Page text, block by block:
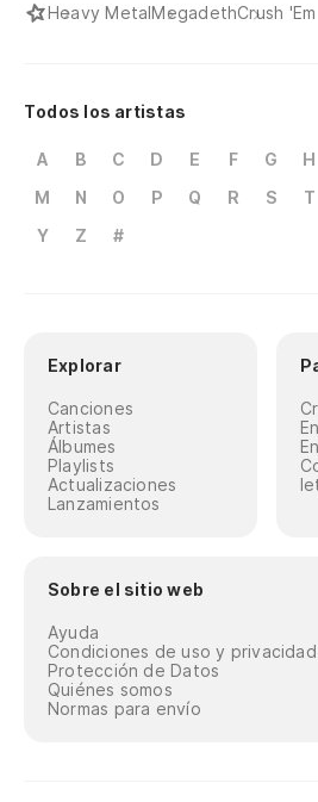
Heavy MetalMegadethCrush 'Em
Todos los artistas
A B C D E F G H
M
N O P Q R S T
Y
Z #
Explorar
Canciones
Artistas
Álbumes
Playlists
Actualizaciones
Lanzamientos
Sobre el sitio web
Ayuda
Condiciones de uso y privacidad
Protección de Datos
Quiénes somos
Normas para envío